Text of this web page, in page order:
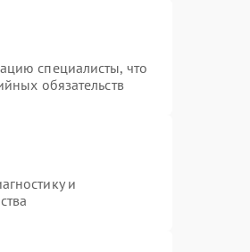
специалисты, что
обязательств
и